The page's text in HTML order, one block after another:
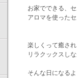
お家でできる、
アロマを使ったセ
楽しくって癒され
リラクックスし
そんな日になる